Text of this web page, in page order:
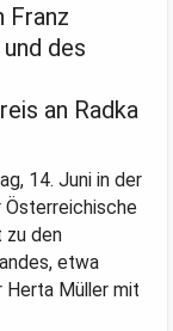
Franz
des
an Radka
14. Juni in der
Österreichische
zu den
etwa
Herta Müller mit